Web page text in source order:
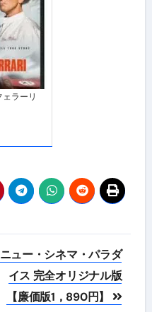
ラーリ
ニュー・シネマ・パラダ
イス 完全オリジナル版
【廉価版1，890円】